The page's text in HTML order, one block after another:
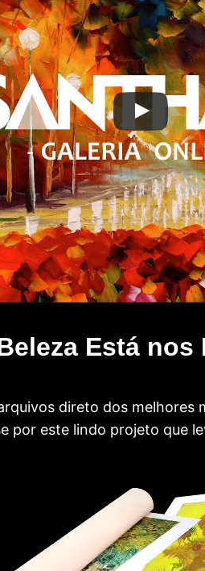
Está nos
direto dos
por este lindo projeto que